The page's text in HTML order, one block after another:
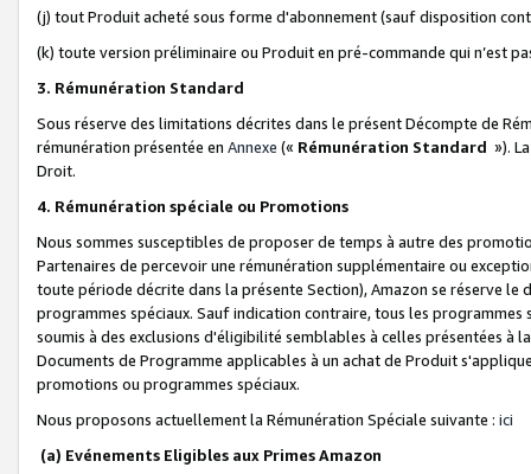
(j) tout Produit acheté sous forme d'abonnement (sauf disposition
(k) toute version préliminaire ou Produit en pré-commande qui n’est
3. Rémunération Standard
Sous réserve des limitations décrites dans le présent Décompte de
rémunération présentée en Annexe (« Rémunération Standard »).
Droit.
4. Rémunération spéciale ou Promotions
Nous sommes susceptibles de proposer de temps à autre des
Partenaires de percevoir une rémunération supplémentaire ou
toute période décrite dans la présente Section), Amazon se réserve
programmes spéciaux. Sauf indication contraire, tous les
soumis à des exclusions d'éligibilité semblables à celles présentées à
Documents de Programme applicables à un achat de Produit
promotions ou programmes spéciaux.
Nous proposons actuellement la Rémunération Spéciale suivante : ici
(a) Evénements Eligibles aux Primes Amazon